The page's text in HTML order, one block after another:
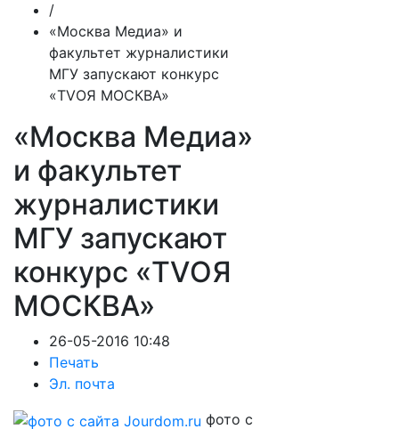
/
«Москва Медиа» и
факультет журналистики
МГУ запускают конкурс
«TVОЯ МОСКВА»
«Москва Медиа»
и факультет
журналистики
МГУ запускают
конкурс «TVОЯ
МОСКВА»
26-05-2016 10:48
Печать
Эл. почта
фото с